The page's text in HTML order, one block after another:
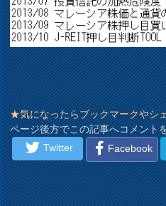
★気になったらブックマークやシ
ページ後方でこの記事へコメント
Twitter
Facebook